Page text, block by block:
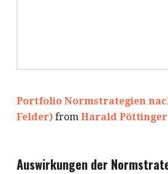
Portfolio Normstrategien
Felder) from Harald Pöttinger
Auswirkungen der